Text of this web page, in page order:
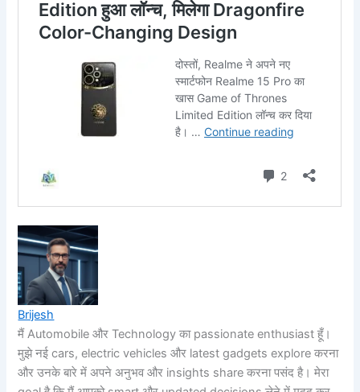
Brijesh
मैं Automobile और Technology का passionate enthusiast हूँ।
मुझे नई cars, electric vehicles और latest gadgets explore करना
और उनके बारे में अपने अनुभव और insights share करना पसंद है। मेरा